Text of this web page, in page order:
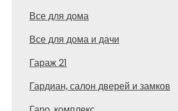
Все для дома
Все для дома и дачи
Гараж 21
Гардиан, салон дверей и замков